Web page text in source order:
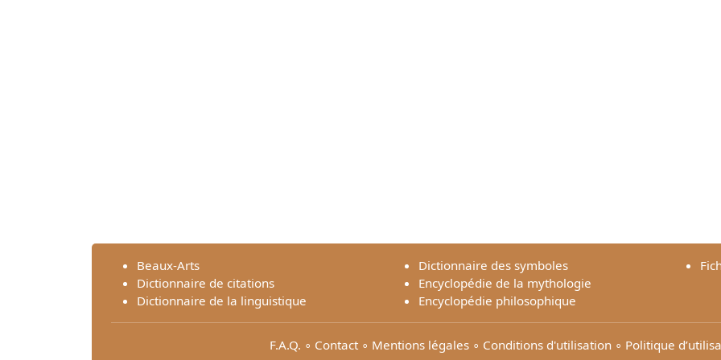
Beaux-Arts
Dictionnaire de citations
Dictionnaire de la linguistique
Dictionnaire des symboles
Encyclopédie de la mythologie
Encyclopédie philosophique
F.A.Q. ∘ Contact∘ Mentions légales∘ Conditions d'utilisation∘ Politique